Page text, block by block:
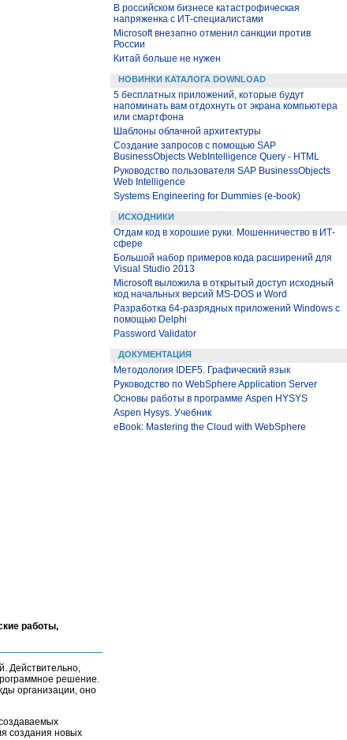
работы,
Действительно,
решение.
организации, оно
создания новых
В российском бизнесе катастрофическая
напряженка с ИТ-специалистами
Microsoft внезапно отменил санкции против
России
Китай больше не нужен
НОВИНКИ КАТАЛОГА DOWNLOAD
5 бесплатных приложений, которые будут
напоминать вам отдохнуть от экрана компьютера
или смартфона
Шаблоны облачной архитектуры
Создание запросов с помощью SAP
BusinessObjects WebIntelligence Query - HTML
Руководство пользователя SAP BusinessObjects
Web Intelligence
Systems Engineering for Dummies (e-book)
ИСХОДНИКИ
Отдам код в хорошие руки. Мошенничество в ИТ-
сфере
Большой набор примеров кода расширений для
Visual Studio 2013
Microsoft выложила в открытый доступ исходный
код начальных версий MS-DOS и Word
Разработка 64-разрядных приложений Windows с
помощью Delphi
Password Validator
ДОКУМЕНТАЦИЯ
Методология IDEF5. Графический язык
Руководство по WebSphere Application Server
Основы работы в программе Aspen HYSYS
Aspen Hysys. Учебник
eBook: Mastering the Cloud with WebSphere